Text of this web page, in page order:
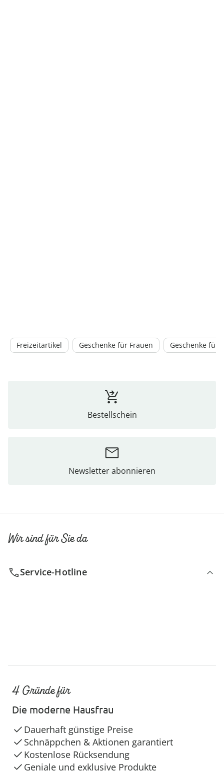
Freizeitartikel Geschenke für Frauen Geschenke für
Bestellschein
Newsletter abonnieren
Wir sind für Sie da
Service-Hotline
4 Gründe für
Die moderne Hausfrau
Dauerhaft günstige Preise
Schnäppchen & Aktionen garantiert
Kostenlose Rücksendung
Geniale und exklusive Produkte